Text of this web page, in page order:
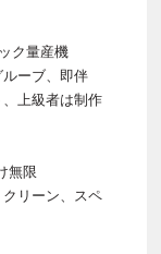
ク量産機
ーブ、即伴
上級者は制作
無限
リーン、スペ